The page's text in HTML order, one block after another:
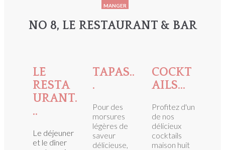
MANGER
NO 8, LE RESTAURANT & BAR
LE
RESTA
URANT.
..
Le déjeuner
et le dîner
TAPAS..
.
​Pour des
morsures
légères de
saveur
délicieuse,
COCKT
AILS...
Profitez d'un
de nos
délicieux
cocktails
maison huit